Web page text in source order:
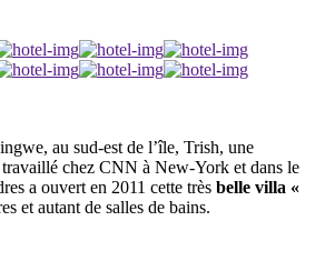
au sud-est de l’île, Trish, une
chez CNN à New-York et dans le
a ouvert en 2011 cette très belle villa «
et autant de salles de bains.